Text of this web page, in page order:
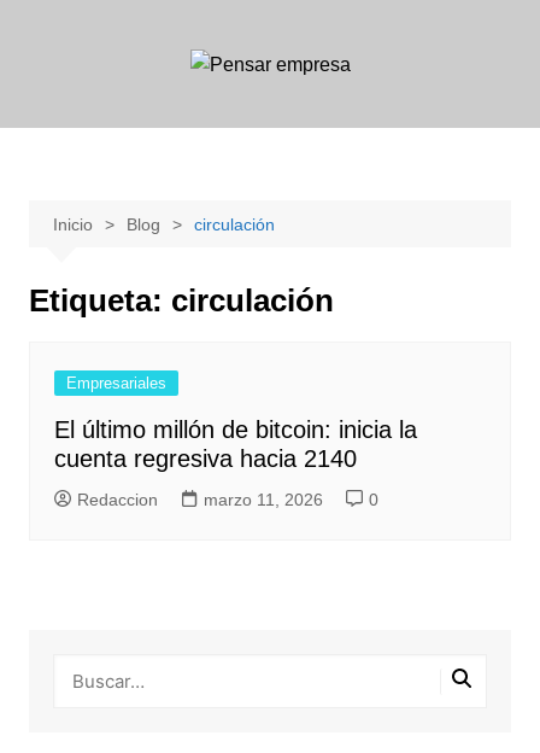
Inicio Blog circulación
Etiqueta: circulación
Empresariales
El último millón de bitcoin: inicia la
cuenta regresiva hacia 2140
Redaccion marzo 11, 2026 0